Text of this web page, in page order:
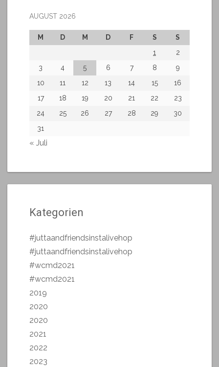
AUGUST 2026
M D M D F S
S
1
2
3
4 5 6 7 8
9
10
11 12 13 14 15
16
17
18 19 20 21 22
23
24
25 26 27 28 29
30
31
« Juli
Kategorien
#juttaandfriendsinstalivehop
#juttaandfriendsinstalivehop
#wcmd2021
#wcmd2021
2019
2020
2020
2021
2022
2023